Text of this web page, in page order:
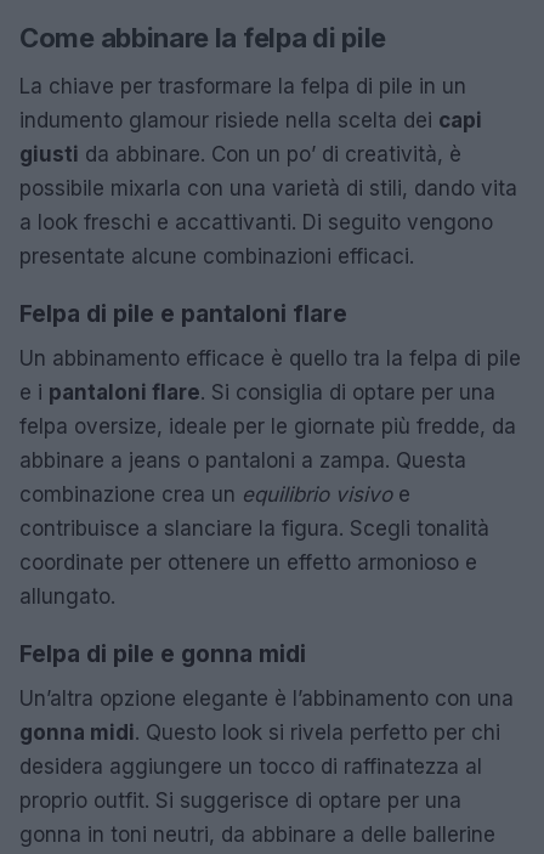
Come abbinare la felpa di pile
La chiave per trasformare la felpa di pile in un
indumento glamour risiede nella scelta dei capi
giusti da abbinare. Con un po’ di creatività, è
possibile mixarla con una varietà di stili, dando vita
a look freschi e accattivanti. Di seguito vengono
presentate alcune combinazioni efficaci.
Felpa di pile e pantaloni flare
Un abbinamento efficace è quello tra la felpa di pile
e i pantaloni flare. Si consiglia di optare per una
felpa oversize, ideale per le giornate più fredde, da
abbinare a jeans o pantaloni a zampa. Questa
combinazione crea un equilibrio visivoe
contribuisce a slanciare la figura. Scegli tonalità
coordinate per ottenere un effetto armonioso e
allungato.
Felpa di pile e gonna midi
Un’altra opzione elegante è l’abbinamento con una
gonna midi. Questo look si rivela perfetto per chi
desidera aggiungere un tocco di raffinatezza al
proprio outfit. Si suggerisce di optare per una
gonna in toni neutri, da abbinare a delle ballerine